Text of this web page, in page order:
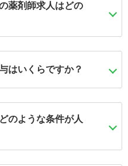
薬剤師求人はどの
はいくらですか？
のような条件が人